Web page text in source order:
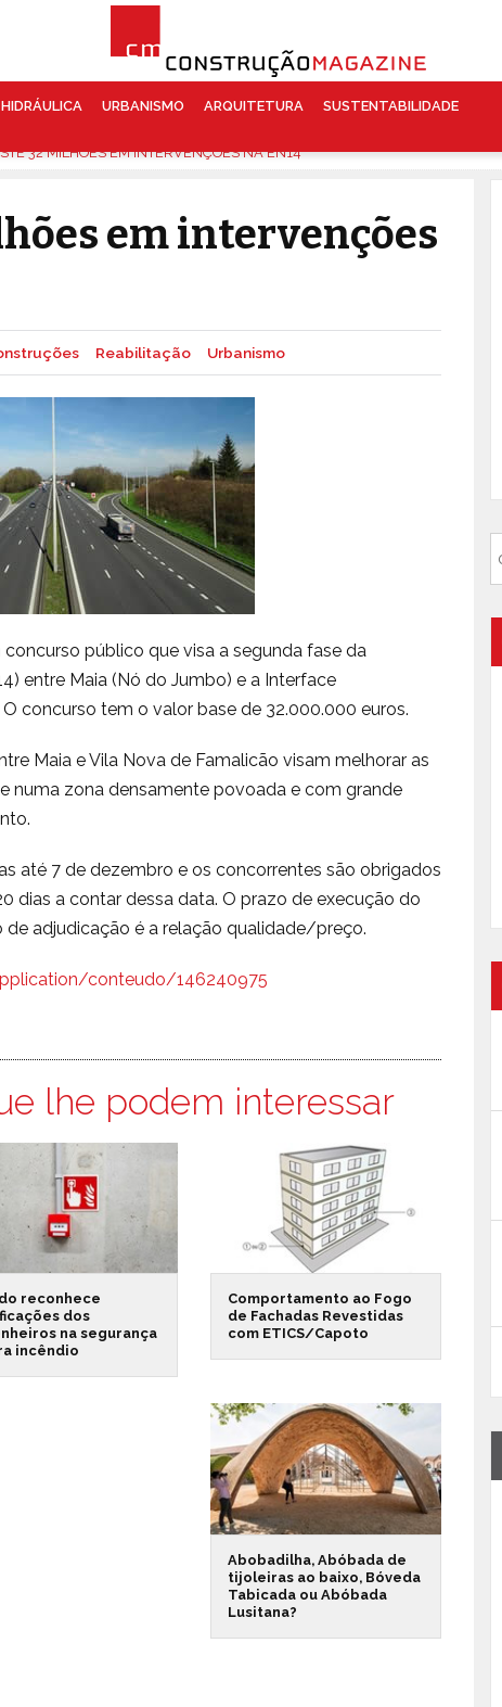
HIDRÁULICA URBANISMO ARQUITETURA
SUSTENTABILIDADE
32 MILHÕES EM INTERVENÇÕES NA EN14
em intervenções
Reabilitação Urbanismo
público que visa a segunda fase da
entre Maia (Nó do Jumbo) e a Interface
concurso tem o valor base de 32.000.000 euros.
Maia e Vila Nova de Famalicão visam melhorar as
numa zona densamente povoada e com grande
até 7 de dezembro e os concorrentes são obrigados
dias a contar dessa data. O prazo de execução do
adjudicação é a relação qualidade/preço.
conteudo/146240975
lhe podem interessar
reconhece
dos
na segurança
incêndio
Comportamento ao Fogo
de Fachadas Revestidas
com ETICS/Capoto
Abobadilha, Abóbada de
tijoleiras ao baixo, Bóveda
Tabicada ou Abóbada
Lusitana?